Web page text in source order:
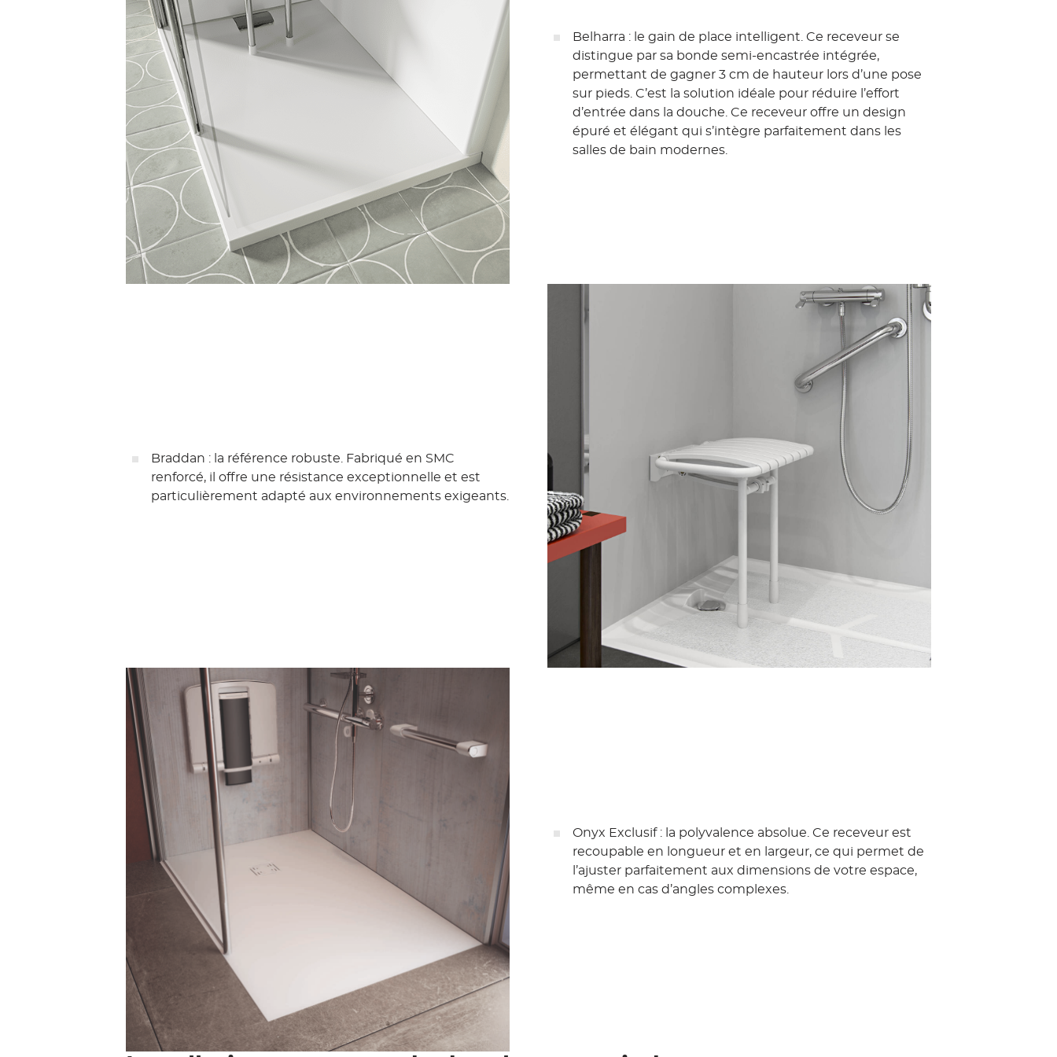
Belharra : le gain de place intelligent. Ce receveur se
distingue par sa bonde semi-encastrée intégrée,
permettant de gagner 3 cm de hauteur lors d’une pose
sur pieds. C’est la solution idéale pour réduire l’effort
d’entrée dans la douche. Ce receveur offre un design
épuré et élégant qui s’intègre parfaitement dans les
salles de bain modernes.
Braddan : la référence robuste. Fabriqué en SMC
renforcé, il offre une résistance exceptionnelle et est
particulièrement adapté aux environnements exigeants.
Onyx Exclusif : la polyvalence absolue. Ce receveur est
recoupable en longueur et en largeur, ce qui permet de
l’ajuster parfaitement aux dimensions de votre espace,
même en cas d’angles complexes.